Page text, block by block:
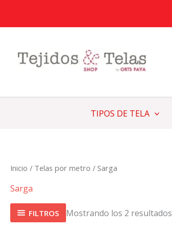
TIPOS DE TELA
Inicio / Telas por metro / Sarga
Sarga
FILTROS Mostrando los 2 resultados